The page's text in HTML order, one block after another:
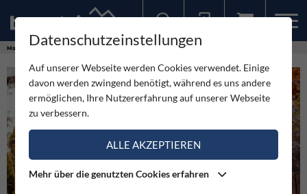
MagazineDatenschutzeinstellungen
Auf unserer Webseite werden Cookies verwendet. Einige
davon werden zwingend benötigt, während es uns andere
ermöglichen, Ihre Nutzererfahrung auf unserer Webseite
zu verbessern.
ALLE AKZEPTIEREN
Mehr über die genutzten Cookies erfahren